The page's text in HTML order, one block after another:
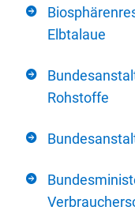
Elbtalaue
Rohstoffe